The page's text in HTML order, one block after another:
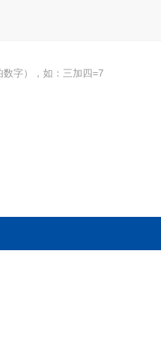
字），如：三加四=7